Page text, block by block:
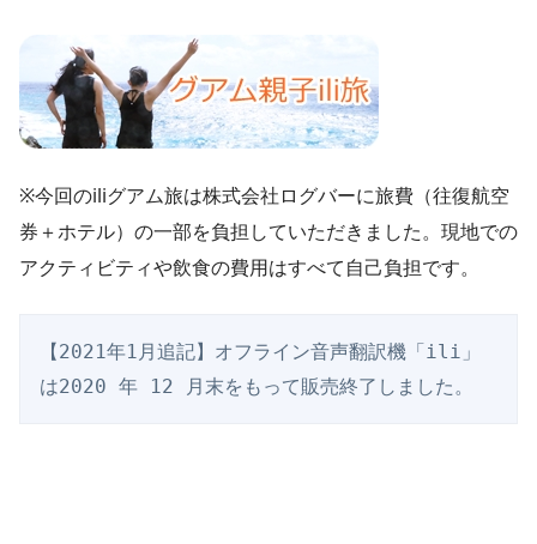
※今回のiliグアム旅は株式会社ログバーに旅費（往復航空
券＋ホテル）の一部を負担していただきました。現地での
アクティビティや飲食の費用はすべて自己負担です。
【2021年1月追記】オフライン音声翻訳機「ili」
は2020 年 12 月末をもって販売終了しました。